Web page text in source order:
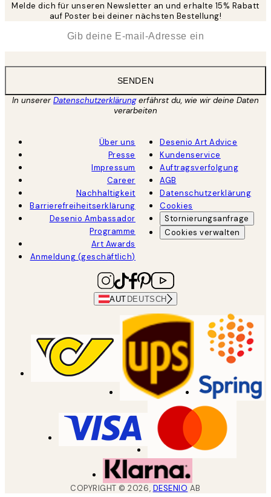
Melde dich für unseren Newsletter an und erhalte 15% Rabatt
auf Poster bei deiner nächsten Bestellung!
SENDEN
In unsererDatenschutzerklärungerfährst du, wie wir deine Daten
verarbeiten
Über uns
Presse
Impressum
Career
Nachhaltigkeit
Barrierefreiheitserklärung
Desenio Ambassador
Programme
Art Awards
Anmeldung (geschäftlich)
Desenio Art Advice
Kundenservice
Auftragsverfolgung
AGB
Datenschutzerklärung
Cookies
Stornierungsanfrage
Cookies verwalten
AUT DEUTSCH
COPYRIGHT ©2026, DESENIO AB